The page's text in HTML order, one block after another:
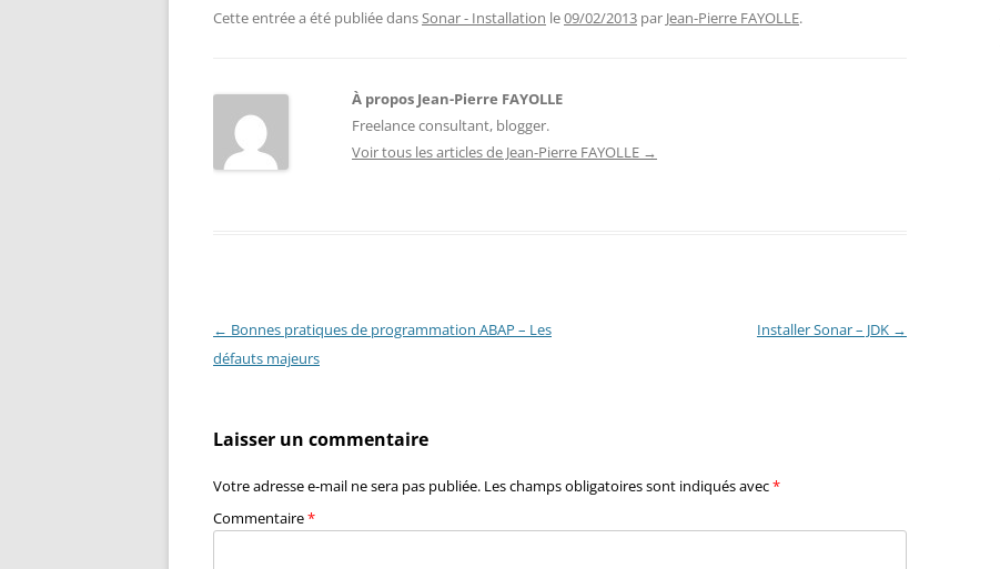
Cette entrée a été publiée dansSonar - Installation le09/02/2013 par Jean-Pierre FAYOLLE.
À propos Jean-Pierre FAYOLLE
Freelance consultant, blogger.
Voir tous les articles de Jean-Pierre FAYOLLE →
Navigation
des
← Bonnes pratiques de programmation ABAP – Les
défauts majeurs
Installer Sonar – JDK →
Laisser un commentaire
Votre adresse e-mail ne sera pas publiée. Les champs obligatoires sont indiqués avec*
Commentaire*